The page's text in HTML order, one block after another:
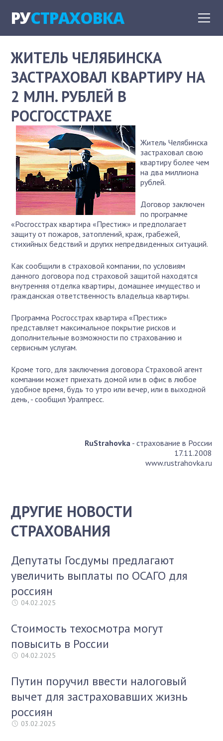
РУСТРАХОВКА
ЖИТЕЛЬ ЧЕЛЯБИНСКА
ЗАСТРАХОВАЛ КВАРТИРУ НА
2 МЛН. РУБЛЕЙ В
РОСГОССТРАХЕ
Житель Челябинска
застраховал свою
квартиру более чем
на два миллиона
рублей.
Договор заключен
по программе
«Росгосстрах квартира «Престиж» и предполагает
защиту от пожаров, затоплений, краж, грабежей,
стихийных бедствий и других непредвиденных ситуаций.
Как сообщили в страховой компании, по условиям
данного договора под страховой защитой находятся
внутренняя отделка квартиры, домашнее имущество и
гражданская ответственность владельца квартиры.
Программа Росгосстрах квартира «Престиж»
представляет максимальное покрытие рисков и
дополнительные возможности по страхованию и
сервисным услугам.
Кроме того, для заключения договора Страховой агент
компании может приехать домой или в офис в любое
удобное время, будь то утро или вечер, или в выходной
день, - сообщил Уралпресс.
RuStrahovka- страхование в России
17.11.2008
www.rustrahovka.ru
ДРУГИЕ НОВОСТИ
СТРАХОВАНИЯ
Депутаты Госдумы предлагают
увеличить выплаты по ОСАГО для
россиян
04.02.2025
Стоимость техосмотра могут
повысить в России
04.02.2025
Путин поручил ввести налоговый
вычет для застраховавших жизнь
россиян
03.02.2025